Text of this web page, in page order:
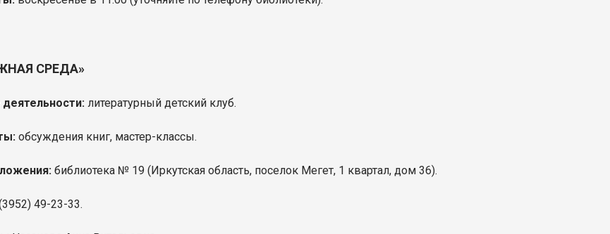
СРЕДА»
литературный детский клуб.
обсуждения книг, мастер-классы.
библиотека № 19 (Иркутская область, поселок Мегет, 1 квартал, дом 36).
49-23-33.